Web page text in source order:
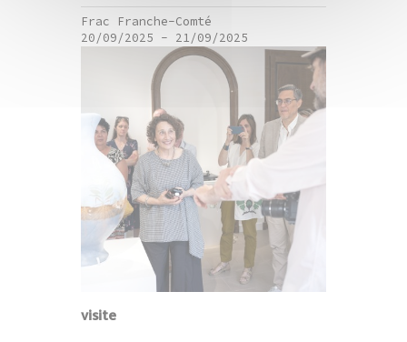
Frac Franche-Comté
20/09/2025 - 21/09/2025
visite